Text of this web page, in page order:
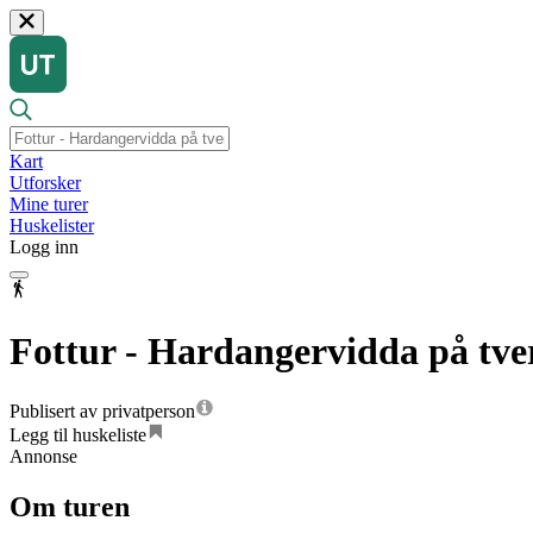
Kart
Utforsker
Mine turer
Huskelister
Logg inn
Fottur - Hardangervidda på
Publisert av privatperson
Legg til huskeliste
Annonse
Om turen